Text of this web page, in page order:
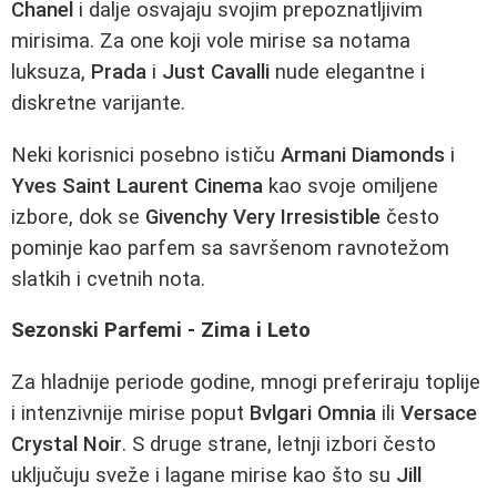
Chanel i dalje osvajaju svojim prepoznatljivim
mirisima. Za one koji vole mirise sa notama
luksuza, Prada i Just Cavalli nude elegantne i
diskretne varijante.
Neki korisnici posebno ističu Armani Diamonds i
Yves Saint Laurent Cinema kao svoje omiljene
izbore, dok se Givenchy Very Irresistible često
pominje kao parfem sa savršenom ravnotežom
slatkih i cvetnih nota.
Sezonski Parfemi - Zima i Leto
Za hladnije periode godine, mnogi preferiraju toplije
i intenzivnije mirise poput Bvlgari Omnia ili Versace
Crystal Noir. S druge strane, letnji izbori često
uključuju sveže i lagane mirise kao što su Jill